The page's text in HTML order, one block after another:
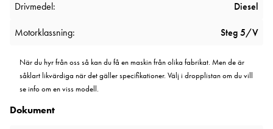
Drivmedel: Diesel
Motorklassning: Steg 5/V
När du hyr från oss så kan du få en maskin från olika fabrikat. Men de är
såklart likvärdiga när det gäller specifikationer. Välj i dropplistan om du vill
se info om en viss modell.
Dokument